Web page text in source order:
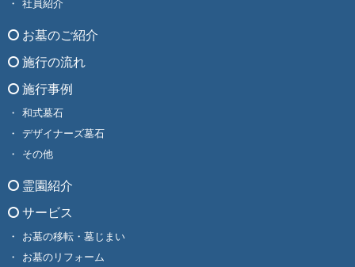
社員紹介
お墓のご紹介
施行の流れ
施行事例
和式墓石
デザイナーズ墓石
その他
霊園紹介
サービス
お墓の移転・墓じまい
お墓のリフォーム